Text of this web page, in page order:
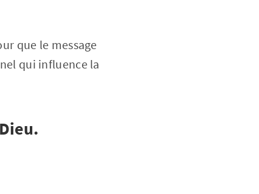
que le message
qui influence la